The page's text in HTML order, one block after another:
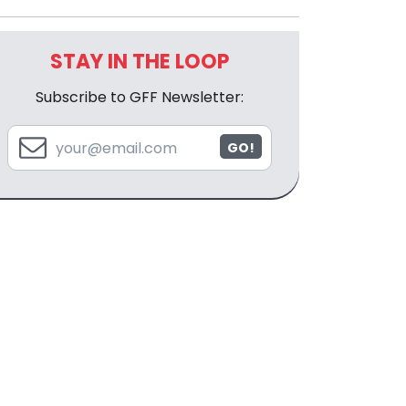
STAY IN THE LOOP
Subscribe to GFF Newsletter:
GO!